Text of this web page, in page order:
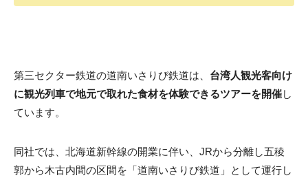
第三セクター鉄道の道南いさりび鉄道は、 台湾人観光客向け
に観光列車で地元で取れた食材を体験できるツアーを開催し
ています。
同社では、北海道新幹線の開業に伴い、JRから分離し五稜
郭から木古内間の区間を「道南いさりび鉄道」として運行し